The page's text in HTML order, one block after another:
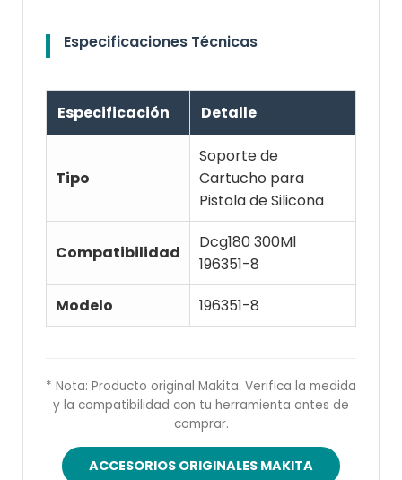
Especificaciones Técnicas
Especificación Detalle
Tipo
Soporte de
Cartucho para
Pistola de Silicona
Compatibilidad
Dcg180 300Ml
196351-8
Modelo
196351-8
* Nota: Producto original Makita. Verifica la medida
y la compatibilidad con tu herramienta antes de
comprar.
ACCESORIOS ORIGINALES MAKITA